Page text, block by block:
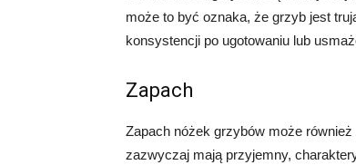
może to być oznaka, że grzyb jest
konsystencji po ugotowaniu lub
Zapach
Zapach nóżek grzybów może
zazwyczaj mają przyjemny,